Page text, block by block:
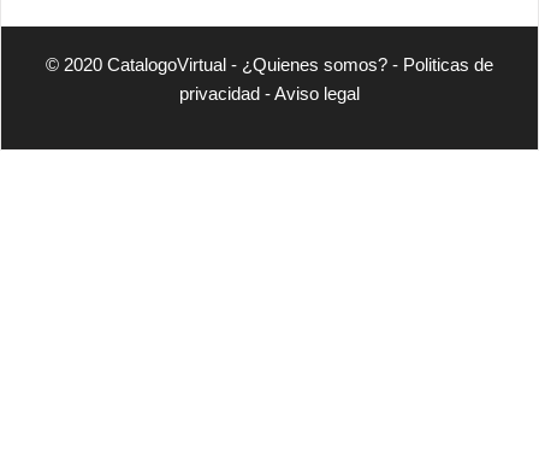
© 2020 CatalogoVirtual - ¿Quienes somos? - Politicas de
privacidad -Aviso legal